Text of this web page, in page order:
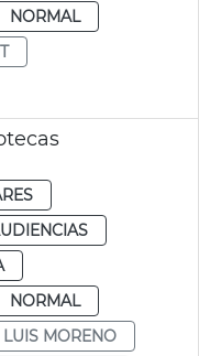
NORMAL
NORMAL
LUIS MORENO